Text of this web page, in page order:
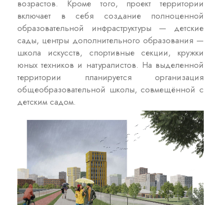
возрастов. Кроме того, проект территории
включает в себя создание полноценной
образовательной инфраструктуры — детские
сады, центры дополнительного образования —
школа искусств, спортивные секции, кружки
юных техников и натуралистов. На выделенной
территории планируется организация
общеобразовательной школы, совмещённой с
детским садом.